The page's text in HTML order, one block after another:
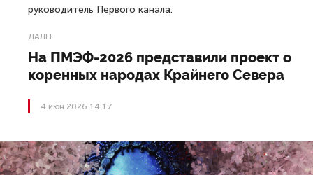
руководитель Первого канала.
ДАЛЕЕ
На ПМЭФ-2026 представили проект о
коренных народах Крайнего Севера
4 июн 2026 14:17